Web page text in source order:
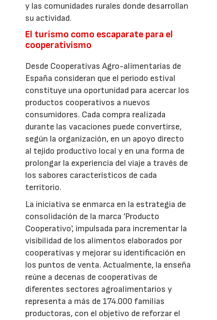
y las comunidades rurales donde desarrollan
su actividad.
El turismo como escaparate para el
cooperativismo
Desde Cooperativas Agro-alimentarias de
España consideran que el periodo estival
constituye una oportunidad para acercar los
productos cooperativos a nuevos
consumidores. Cada compra realizada
durante las vacaciones puede convertirse,
según la organización, en un apoyo directo
al tejido productivo local y en una forma de
prolongar la experiencia del viaje a través de
los sabores característicos de cada
territorio.
La iniciativa se enmarca en la estrategia de
consolidación de la marca 'Producto
Cooperativo', impulsada para incrementar la
visibilidad de los alimentos elaborados por
cooperativas y mejorar su identificación en
los puntos de venta. Actualmente, la enseña
reúne a decenas de cooperativas de
diferentes sectores agroalimentarios y
representa a más de 174.000 familias
productoras, con el objetivo de reforzar el